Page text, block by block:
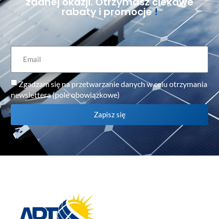
rabaty i promocje!
Zgadzam się na przetwarzanie danych w celu otrzymania
newslettera (pole obowiązkowe)
Zapisz się